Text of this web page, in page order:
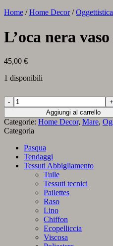
Home / Home Decor / Oggettistica
L’oca nera
45,00 €
1 disponibili
L’oca
nera
vaso
decor
quantità
Aggiungi al carrello
Categorie: Home Decor, Mare,
Categoria
Pasqua
Tendaggi
Tessuti Abbigliamento
Tulle
Tessuti tecnici
Pailettes
Raso
Lino
Chiffon
Ecopelliccia
Viscosa